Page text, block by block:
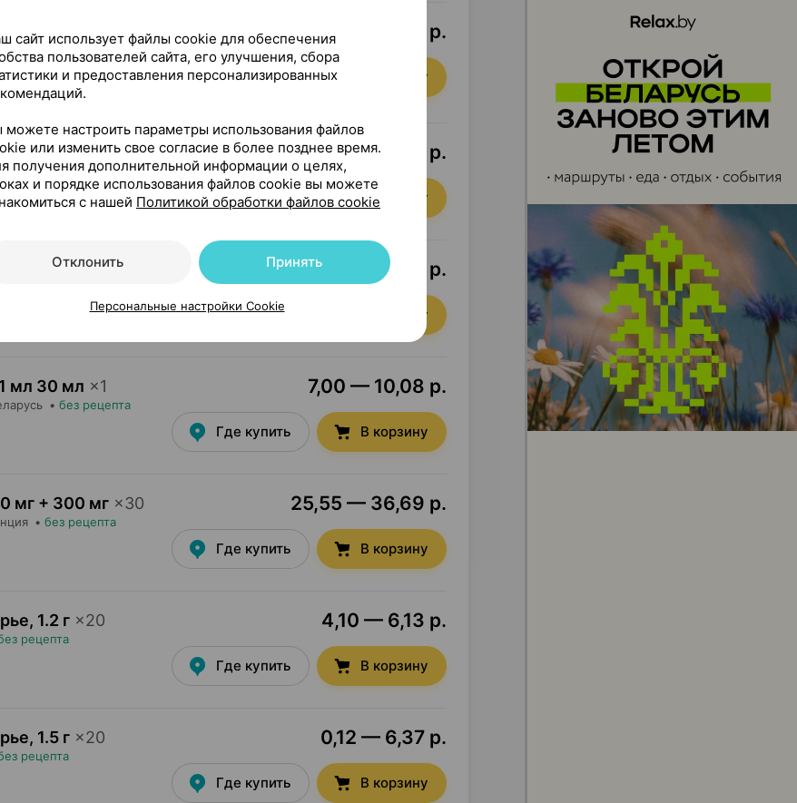
1,30 — 63,71 р.
Где купить В корзину
40
•без рецепта
37,10 — 57,64 р.
Где купить В корзину
1 мл 50 мл×1 7,60 — 21,40 р.
Где купить В корзину
мл 30 мл ×1
• без рецепта
7,00 — 10,08 р.
Где купить В корзину
мг + 300 мг ×30
• без рецепта
25,55 — 36,69 р.
Где купить В корзину
, 1.2 г ×20
рецепта
4,10 — 6,13 р.
Где купить В корзину
, 1.5 г ×20
рецепта
0,12 — 6,37 р.
Где купить В корзину
сайт использует файлы cookie для обеспечения
пользователей сайта, его улучшения, сбора
и предоставления персонализированных
можете настроить параметры использования файлов
или изменить свое согласие в более позднее время.
получения дополнительной информации о целях,
и порядке использования файлов cookie вы можете
с нашей Политикой обработки файлов cookie
Отклонить Принять
Персональные настройки Cookie